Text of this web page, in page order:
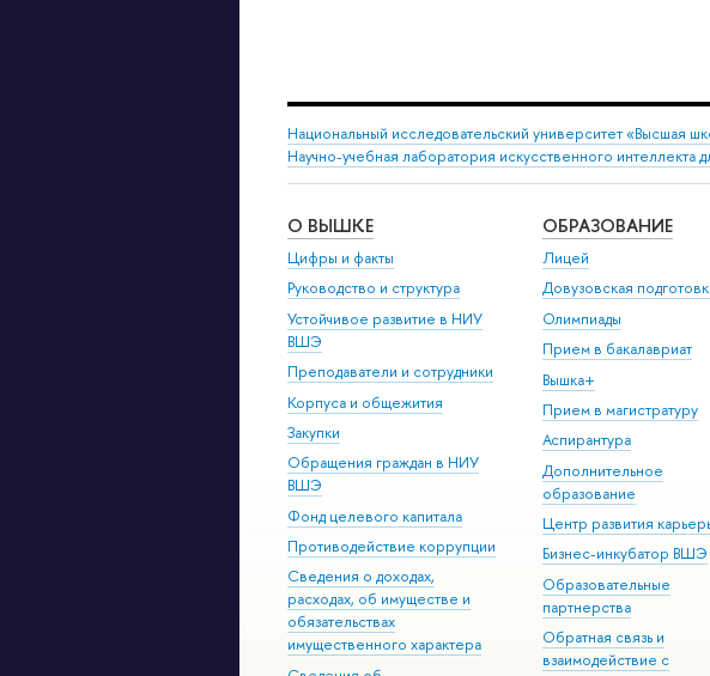
Национальный исследовательский университет «Высшая
Научно-учебная лаборатория искусственного интеллекта
О ВЫШКЕ
Цифры и факты
Руководство и структура
Устойчивое развитие в НИУ
ВШЭ
Преподаватели и сотрудники
Корпуса и общежития
Закупки
Обращения граждан в НИУ
ВШЭ
Фонд целевого капитала
Противодействие коррупции
Сведения о доходах,
расходах, об имуществе и
обязательствах
имущественного характера
ОБРАЗОВАНИЕ
Лицей
Довузовская
Олимпиады
Прием в бакалавриат
Вышка+
Прием в магистратуру
Аспирантура
Дополнительное
образование
Центр развития
Бизнес-инкубатор ВШЭ
Образовательные
партнерства
Обратная связь и
взаимодействие с